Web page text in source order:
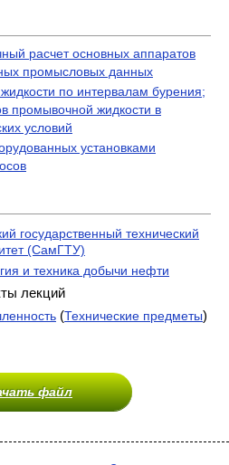
расчет основных аппаратов
промысловых данных
по интервалам бурения;
промывочной жидкости в
условий
установками
государственный технический
(СамГТУ)
и техника добычи нефти
лекций
(Технические предметы)
файл